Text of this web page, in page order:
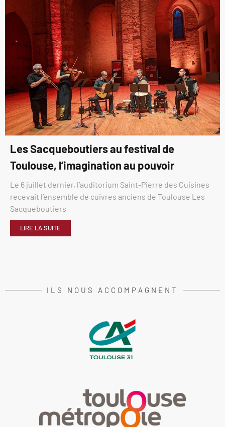
Les Sacqueboutiers au festival de
Toulouse, l’imagination au pouvoir
Le 6 juillet dernier, l’auditorium Saint-Pierre des Cuisines
recevait l’ensemble de cuivres anciens de Toulouse Les
Sacqueboutiers
LIRE LA SUITE
ILS NOUS ACCOMPAGNENT